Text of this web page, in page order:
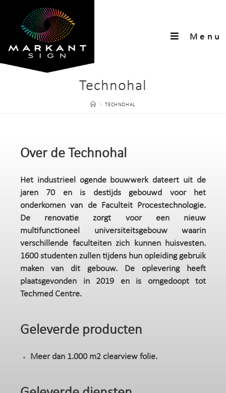
Menu
Technohal
> TECHNOHAL
Over de Technohal
Het industrieel ogende bouwwerk dateert uit de
jaren 70 en is destijds gebouwd voor het
onderkomen van de Faculteit Procestechnologie.
De renovatie zorgt voor een nieuw
multifunctioneel universiteitsgebouw waarin
verschillende faculteiten zich kunnen huisvesten.
1600 studenten zullen tijdens hun opleiding gebruik
maken van dit gebouw. De oplevering heeft
plaatsgevonden in 2019 en is omgedoopt tot
Techmed Centre.
Geleverde producten
Meer dan 1.000 m2 clearview folie.